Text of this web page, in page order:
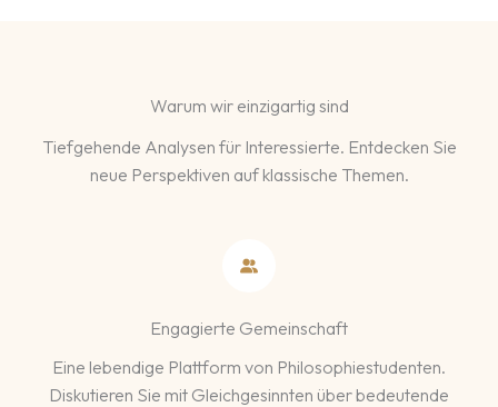
Warum wir einzigartig sind
Tiefgehende Analysen für Interessierte. Entdecken Sie
neue Perspektiven auf klassische Themen.
Engagierte Gemeinschaft
Eine lebendige Plattform von Philosophiestudenten.
Diskutieren Sie mit Gleichgesinnten über bedeutende